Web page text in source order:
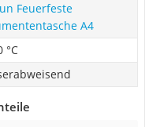
Feuerfeste
A4
°C